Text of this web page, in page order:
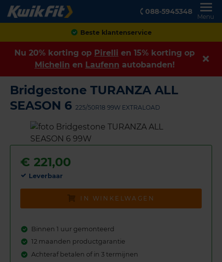
088-5945348
Menu
Achteraf betalen
Nu 20% korting op Pirelli en 15% korting op
Michelin en Laufenn autobanden!
Bridgestone TURANZA ALL
SEASON 6 225/50R18 99W EXTRALOAD
€ 221,00
Leverbaar
IN WINKELWAGEN
Binnen 1 uur gemonteerd
12 maanden productgarantie
Achteraf betalen of in 3 termijnen